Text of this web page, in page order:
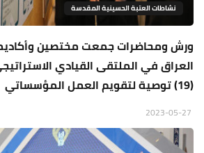
نشاطات العتبة الحسينية المقدسة
ورش ومحاضرات جمعت مختصين
العراق في الملتقى القيادي
(19) توصية لتقويم العمل المؤسساتي